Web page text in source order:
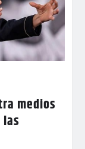
medios